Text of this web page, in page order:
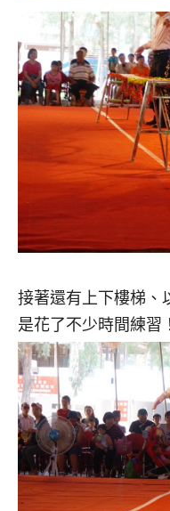
接著還有上下樓梯、
是花了不少時間練習！